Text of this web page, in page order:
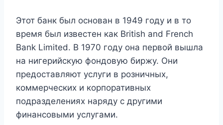
Этот банк был основан в 1949 году и в то
время был известен как British and French
Bank Limited. В 1970 году она первой вышла
на нигерийскую фондовую биржу. Они
предоставляют услуги в розничных,
коммерческих и корпоративных
подразделениях наряду с другими
финансовыми услугами.